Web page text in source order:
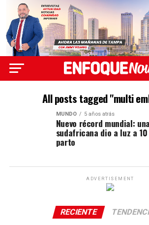
All posts tagged "multi
MUNDO 5 años atrás
Nuevo récord mundial:
sudafricana dio a luz a
parto
ADVERTISEMENT
RECIENTE